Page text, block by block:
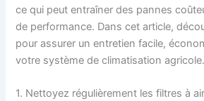
ce qui peut entraîner des pannes
de performance. Dans cet article,
pour assurer un entretien facile,
votre système de climatisation agricole.
1. Nettoyez régulièrement les filtres à air